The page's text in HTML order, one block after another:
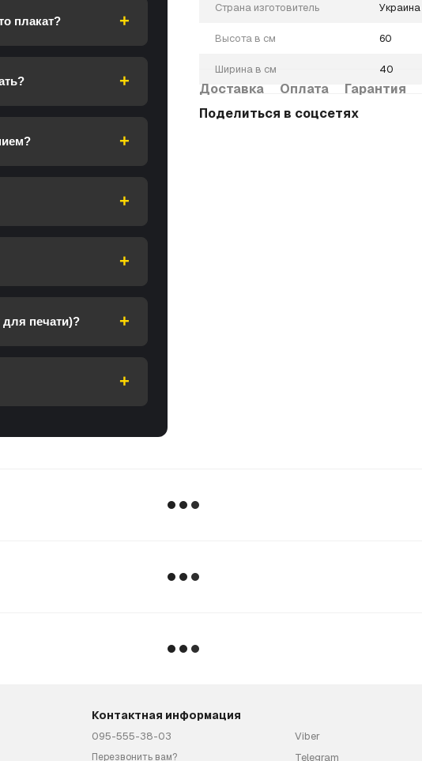
плакат?
печати)?
Страна изготовитель Украина
Высота в см 60
Ширина в см 40
Доставка Оплата Гарантия
Поделиться в соцсетях
Контактная информация
095-555-38-03
Перезвонить вам?
Viber
Telegram